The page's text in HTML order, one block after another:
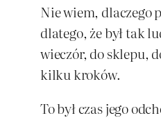
Nie wiem, dlaczego
dlatego, że był tak
wieczór, do sklepu,
kilku kroków.
To był czas jego